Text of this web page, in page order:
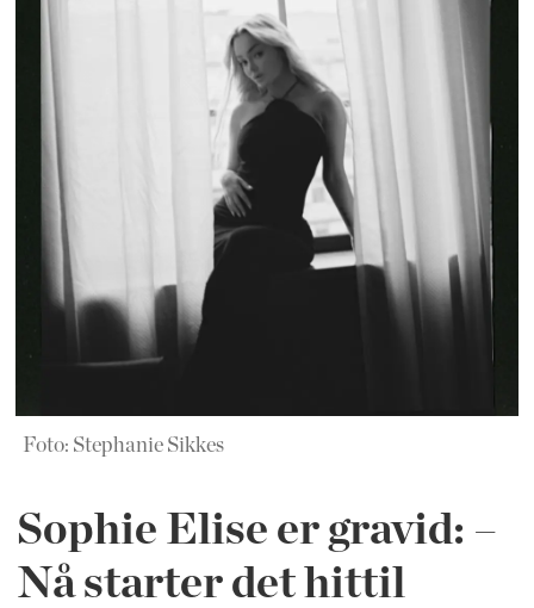
Foto: Stephanie Sikkes
Sophie Elise er gravid: –
Nå starter det hittil